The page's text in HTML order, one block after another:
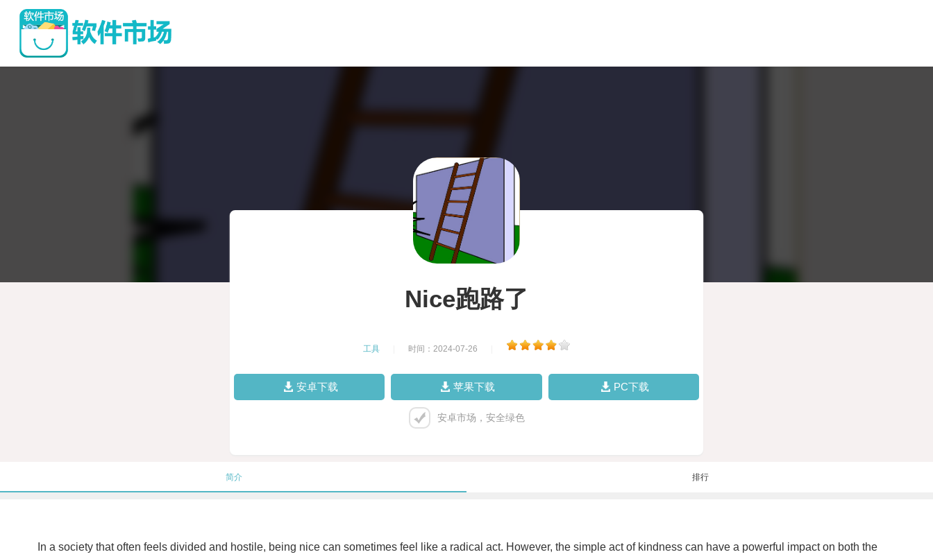
Nice跑路了
工具 时间：2024-07-26
安卓下载 苹果下载 PC下载
安卓市场，安全绿色
简介 排行
In a society that often feels divided and hostile, being nice can sometimes feel like a radical act. However, the simple act of kindness can have a powerful impact on both the